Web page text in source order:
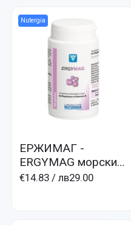
Nutergia
ЕРЖИМАГ -
ERGYMAG морски
Mg и витамини В
€14.83 / лв29.00